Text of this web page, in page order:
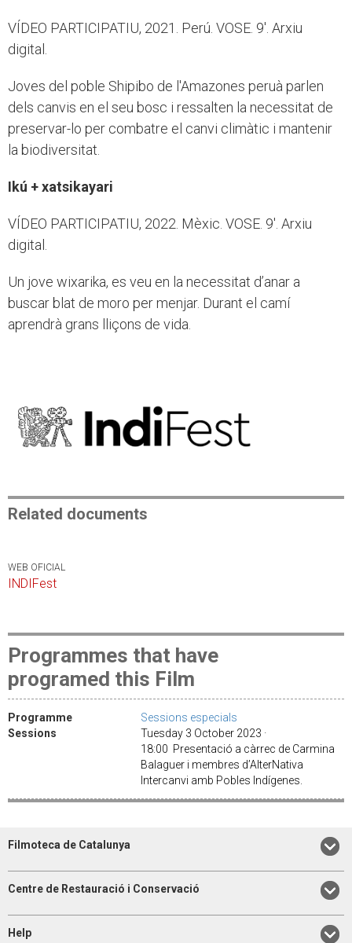
VÍDEO PARTICIPATIU, 2021. Perú. VOSE. 9'. Arxiu
digital.
Joves del poble Shipibo de l'Amazones peruà parlen
dels canvis en el seu bosc i ressalten la necessitat de
preservar-lo per combatre el canvi climàtic i mantenir
la biodiversitat.
Ikú + xatsikayari
VÍDEO PARTICIPATIU, 2022. Mèxic. VOSE. 9'. Arxiu
digital.
Un jove wixarika, es veu en la necessitat d’anar a
buscar blat de moro per menjar. Durant el camí
aprendrà grans lliçons de vida.
Related documents
WEB OFICIAL
INDIFest
Programmes that have
programed this Film
Programme
Sessions especials
Sessions
Tuesday 3 October 2023 ·
18:00 Presentació a càrrec de Carmina
Balaguer i membres d’AlterNativa
Intercanvi amb Pobles Indígenes.
Filmoteca de Catalunya
Centre de Restauració i Conservació
Help